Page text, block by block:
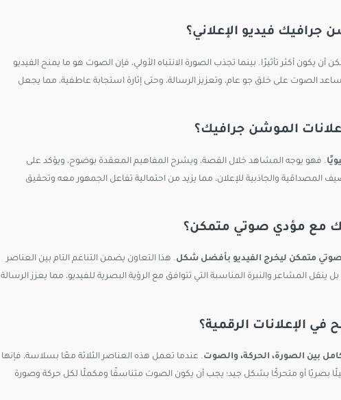
فيديو الإعلاني؟
أن يكون أكثر تأثيرًا. بينما تجذب الصورة الانتباه الأولي، فإن الصوت هو ما يمنح الفيديو
الصوت على خلق جو عام، وتعزيز الرسالة، وحتى إثارة استجابة عاطفية، مما يجعل
الموشن جرافيك؟
. فهو يوجه المشاهد خلال القصة، ويشرح المفاهيم المعقدة بوضوح، ويؤكد على
المصداقية والجاذبية للإعلان، مما يزيد من احتمالية تفاعل الجمهور معه وتحقيق
مع مؤدي صوتي متمكن؟
متمكن ليخرج الفيديو بأفضل شكل. هذا التعاون يضمن التناغم التام بين العناصر
المشاعر والنبرة المناسبة التي تتوافق مع الرؤية البصرية للفيديو، مما يعزز الرسالة
في الإعلانات الرقمية؟
بين الصورة، الحركة، والصوت. عندما تعمل هذه العناصر الثلاثة معًا بسلاسة، فإنها
بصريًا أو متحركًا بشكل جيد؛ يجب أن يكون الصوت متناسقًا ومكملًا لكل حركة وصورة